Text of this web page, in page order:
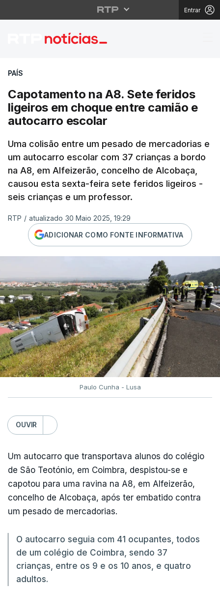
Entrar
Capotamento na A8.
PAÍS
Capotamento na A8. Sete feridos
ligeiros em choque entre camião e
autocarro escolar
Uma colisão entre um pesado de mercadorias e
um autocarro escolar com 37 crianças a bordo
na A8, em Alfeizerão, concelho de Alcobaça,
causou esta sexta-feira sete feridos ligeiros -
seis crianças e um professor.
RTP / atualizado 30 Maio 2025, 19:29
ADICIONAR COMO FONTE INFORMATIVA
Paulo Cunha - Lusa
OUVIR
Um autocarro que transportava alunos do colégio
de São Teotónio, em Coimbra, despistou-se e
capotou para uma ravina na A8, em Alfeizerão,
concelho de Alcobaça, após ter embatido contra
um pesado de mercadorias.
O autocarro seguia com 41 ocupantes, todos
de um colégio de Coimbra, sendo 37
crianças, entre os 9 e os 10 anos, e quatro
adultos.